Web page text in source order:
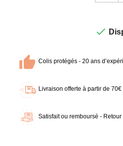

Colis protégés - 20 ans
Livraison offerte à partir de
Satisfait ou remboursé -